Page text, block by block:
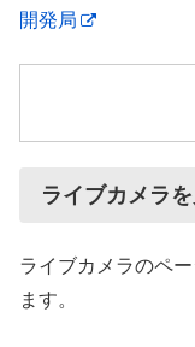
開発局
ライブカメラ
ライブカメラのペ
ます。